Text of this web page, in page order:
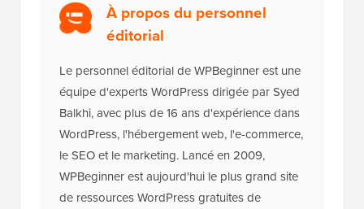
À propos du personnel
éditorial
Le personnel éditorial de WPBeginner est une
équipe d'experts WordPress dirigée par Syed
Balkhi, avec plus de 16 ans d'expérience dans
WordPress, l'hébergement web, l'e-commerce,
le SEO et le marketing. Lancé en 2009,
WPBeginner est aujourd'hui le plus grand site
de ressources WordPress gratuites de